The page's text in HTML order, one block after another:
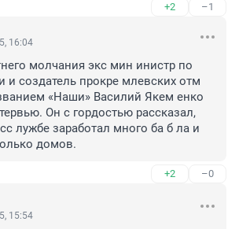
+2 –1
16:04
молчания экс мин инистр по
создатель прокре млевских отм
«Наши» Василий Якем енко
Он с гордостью рассказал,
лужбе заработал много ба б ла и
домов.
+2 –0
15:54